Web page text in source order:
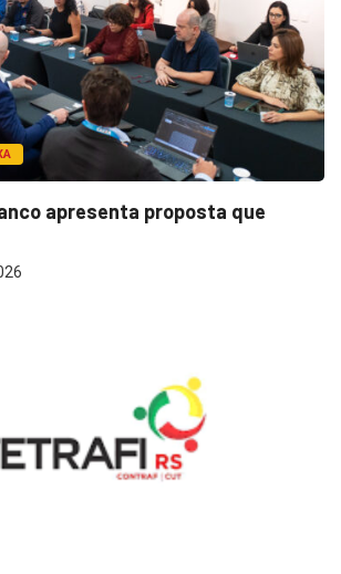
apresenta proposta que